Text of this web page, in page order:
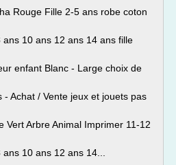
Rouge Fille 2-5 ans robe coton
10 ans 12 ans 14 ans fille
enfant Blanc - Large choix de
- Achat / Vente jeux et jouets pas
Vert Arbre Animal Imprimer 11-12
10 ans 12 ans 14...